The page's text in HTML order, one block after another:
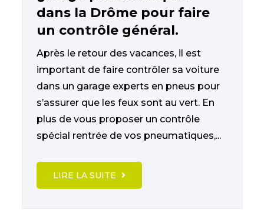
dans la Drôme pour faire
un contrôle général.
Après le retour des vacances, il est
important de faire contrôler sa voiture
dans un garage experts en pneus pour
s’assurer que les feux sont au vert. En
plus de vous proposer un contrôle
spécial rentrée de vos pneumatiques,...
LIRE LA SUITE